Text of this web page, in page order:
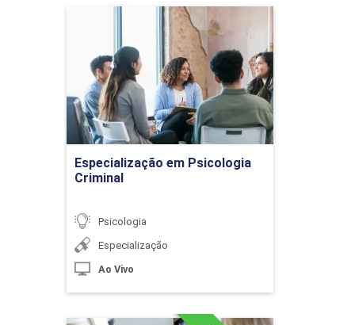
Idoso
Pensamento, Linguagem e
Inteligência
Processos Psicológicos da
Aprendizagem
Especialização em Psicologia
Criminal
Psicologia
Especialização
Ao Vivo
Especialização em
Psicologia Criminal
Detalhes do curso
Ir para Inscrição